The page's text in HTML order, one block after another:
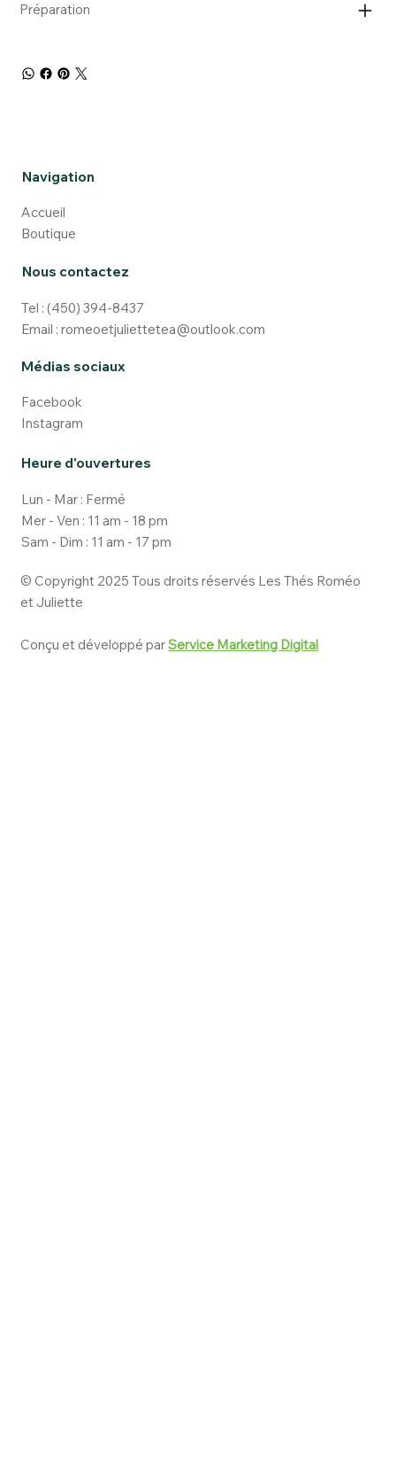
Préparation
Navigation
Accueil
Boutique
Nous contactez
Tel :(450) 394-8437
Email :romeoetjuliettetea@outlook.com
Médias sociaux
Facebook
Instagram
Heure d'ouvertures
Lun - Mar : Fermé
Mer - Ven : 11 am - 18 pm
Sam - Dim : 11 am - 17 pm
© Copyright 2025 Tous droits réservés Les Thés Roméo
et Juliette
Conçu et développé parService Marketing Digital